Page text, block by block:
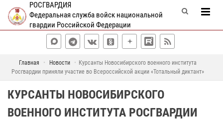
РОСГВАРДИЯ
Федеральная служба войск национальной
гвардии Российской Федерации
Главная Новости
Курсанты Новосибирского военного института
Росгвардии приняли участие во Всероссийской акции «Тотальный диктант»
КУРСАНТЫ НОВОСИБИРСКОГО
ВОЕННОГО ИНСТИТУТА РОСГВАРДИИ